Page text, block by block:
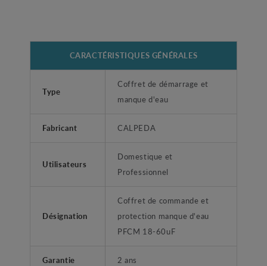
CARACTÉRISTIQUES GÉNÉRALES
Type
Coffret de démarrage et
manque d'eau
Fabricant CALPEDA
Utilisateurs
Domestique et
Professionnel
Désignation
Coffret de commande et
protection manque d'eau
PFCM 18-60uF
Garantie 2 ans